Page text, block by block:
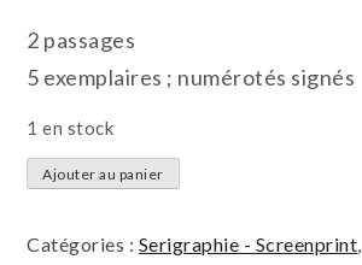
2 passages
5 exemplaires ; numérotés signés
1 en stock
quantité
Tout
Ajouter au panier
Catégories : Serigraphie - Screenprint,